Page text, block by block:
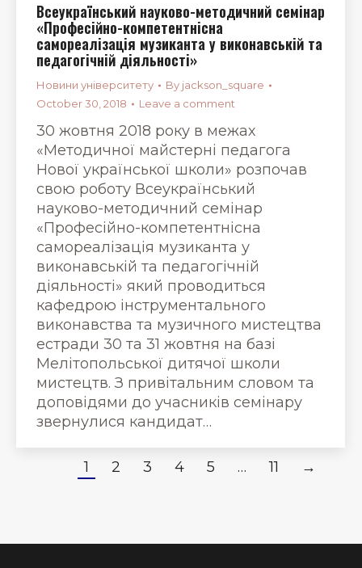
Всеукраїнський науково-методичний семінар
«Професійно-компетентнісна
самореалізація музиканта у виконавській та
педагогічній діяльності»
Новини університету By jackson_square
October 30, 2018
Leave a comment
30 жовтня 2018 року в межах
«Методичної майстерні педагога
Нової української школи» розпочав
свою роботу Всеукраїнський
науково-методичний семінар
«Професійно-компетентнісна
самореалізація музиканта у
виконавській та педагогічній
діяльності» який проводиться
кафедрою інструментального
виконавства та музичного мистецтва
естради 30 та 31 жовтня на базі
Мелітопольської дитячої школи
мистецтв. З привітальним словом та
доповідями до учасників семінару
звернулися кандидат…
1 2 3 4 5 … 11 →